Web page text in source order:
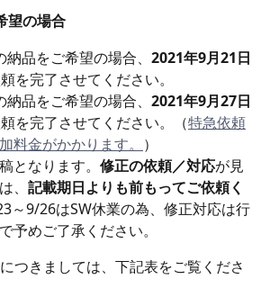
望の場合
品をご希望の場合、 2021年9月21日
を完了させてください。
品をご希望の場合、 2021年9月27日
を完了させてください。（特急依頼
料金がかかります。 ）
となります。 修正の依頼／対応が見
、 記載期日よりも前もってご依頼く
～9/26はSW休業の為、修正対応は行
予めご了承ください。
つきましては、下記表をご覧くださ